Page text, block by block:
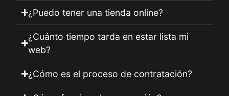
¿Puedo tener una tienda online?
¿Cuánto tiempo tarda en estar lista mi
web?
¿Cómo es el proceso de contratación?